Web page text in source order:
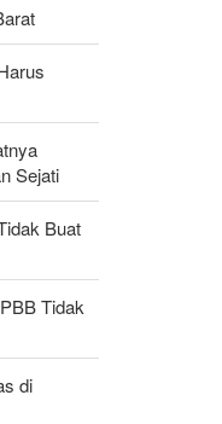
Sejati
Buat
Tidak
di